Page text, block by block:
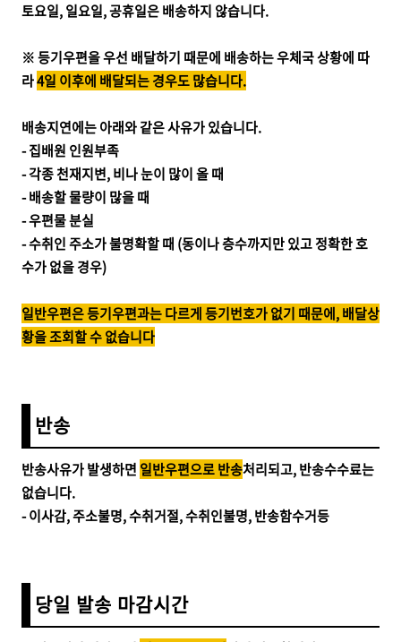
토요일, 일요일, 공휴일은 배송하지 않습니다.
※ 등기우편을 우선 배달하기 때문에 배송하는 우체국 상황에 따
라4일 이후에 배달되는 경우도 많습니다.
배송지연에는 아래와 같은 사유가 있습니다.
- 집배원 인원부족
- 각종 천재지변, 비나 눈이 많이 올 때
- 배송할 물량이 많을 때
- 우편물 분실
- 수취인 주소가 불명확할 때 (동이나 층수까지만 있고 정확한 호
수가 없을 경우)
일반우편은 등기우편과는 다르게 등기번호가 없기 때문에, 배달상
황을 조회할 수 없습니다
반송
반송사유가 발생하면 일반우편으로 반송처리되고, 반송수수료는
없습니다.
- 이사감, 주소불명, 수취거절, 수취인불명, 반송함수거등
당일 발송 마감시간